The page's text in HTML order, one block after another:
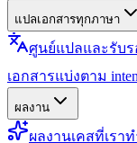
แปลเอกสารทุกภาษา
ศูนย์แปลและรับร
เอกสารแบ่งตาม
ผลงาน
ผลงานเคสที่เราท